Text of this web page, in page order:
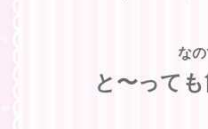
な
と〜って